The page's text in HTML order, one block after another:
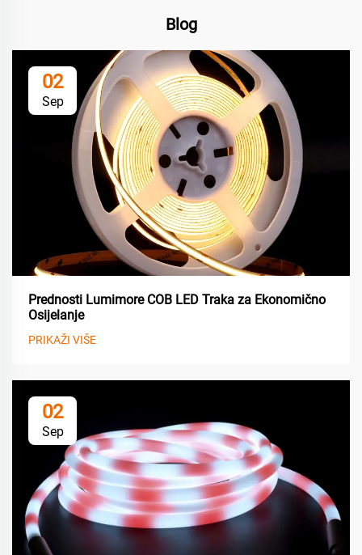
Blog
02
Sep
Prednosti Lumimore COB LED Traka za Ekonomično
Osijelanje
PRIKAŽI VIŠE
02
Sep